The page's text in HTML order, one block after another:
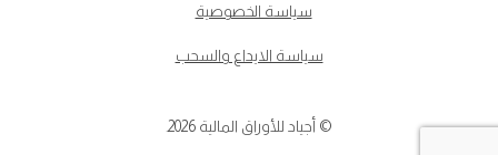
سياسة الخصوصية
سياسة الايداع والسحب
© أجياد للأوراق المالية 2026.